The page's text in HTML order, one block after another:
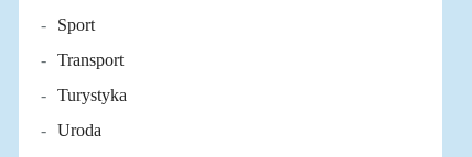
Sport
Transport
Turystyka
Uroda